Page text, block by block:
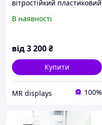
вітростійкий пластиковий
базі для вулиці M&T
50x90 см
В наявності
від3 200₴
Купити
MR displays 100%